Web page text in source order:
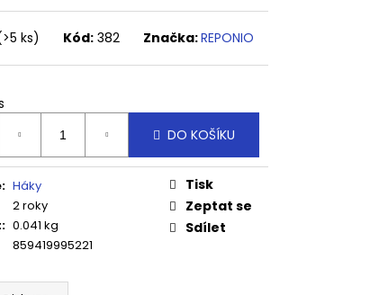
ks) Kód: 382 Značka:REPONIO
DO KOŠÍKU
: Háky
2 roky
: 0.041 kg
859419995221
Tisk
Zeptat se
Sdílet